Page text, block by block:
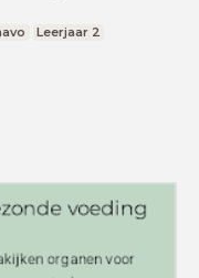
Leerjaar 2